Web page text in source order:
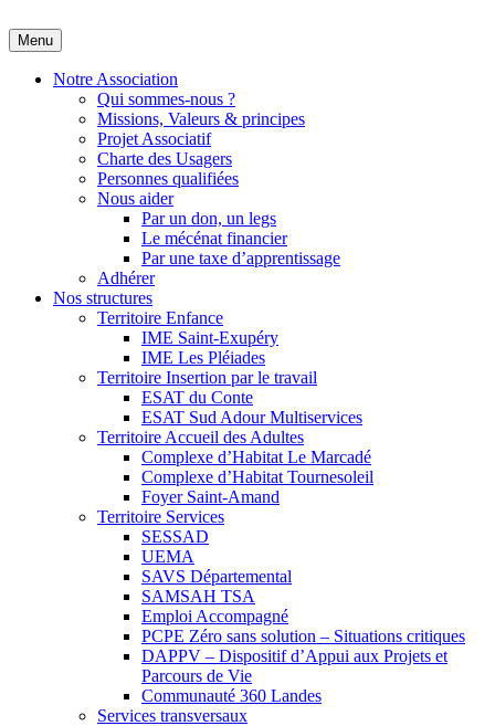
Skip
to
content
Adapei des Landes
S'engager ensemble pour l'inclusion
Menu
Notre Association
Qui sommes-nous ?
Missions, Valeurs & principes
Projet Associatif
Charte des Usagers
Personnes qualifiées
Nous aider
Par un don, un legs
Le mécénat financier
Par une taxe d’apprentissage
Adhérer
Nos structures
Territoire Enfance
IME Saint-Exupéry
IME Les Pléiades
Territoire Insertion par le travail
ESAT du Conte
ESAT Sud Adour Multiservices
Territoire Accueil des Adultes
Complexe d’Habitat Le Marcadé
Complexe d’Habitat Tournesoleil
Foyer Saint-Amand
Territoire Services
SESSAD
UEMA
SAVS Départemental
SAMSAH TSA
Emploi Accompagné
PCPE Zéro sans solution – Situations critiques
DAPPV – Dispositif d’Appui aux Projets et
Parcours de Vie
Communauté 360 Landes
Services transversaux